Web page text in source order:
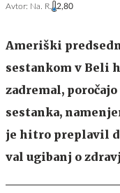
Avtor: Na. R. 2,80
Ameriški
sestankom v Beli
zadremal,
sestanka,
je hitro preplavil
val ugibanj o